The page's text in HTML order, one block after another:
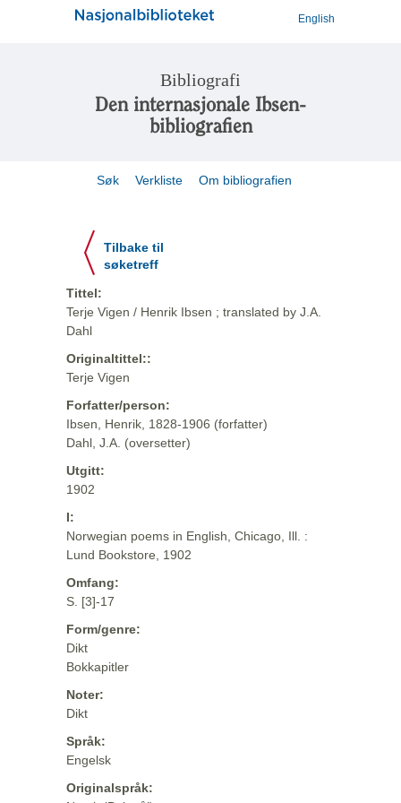
English
Bibliografi
Den internasjonale Ibsen-
bibliografien
Søk Verkliste Om bibliografien
Tilbake til
søketreff
Tittel:
Terje Vigen / Henrik Ibsen ; translated by J.A.
Dahl
Originaltittel::
Terje Vigen
Forfatter/person:
Ibsen, Henrik, 1828-1906 (forfatter)
Dahl, J.A. (oversetter)
Utgitt:
1902
I:
Norwegian poems in English, Chicago, Ill. :
Lund Bookstore, 1902
Omfang:
S. [3]-17
Form/genre:
Dikt
Bokkapitler
Noter:
Dikt
Språk:
Engelsk
Originalspråk: